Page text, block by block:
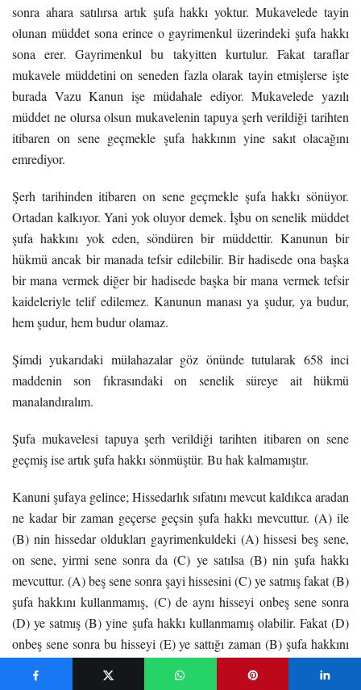
sonra ahara satılırsa artık şufa hakkı yoktur. Mukavelede tayin
olunan müddet sona erince o gayrimenkul üzerindeki şufa hakkı
sona erer. Gayrimenkul bu takyitten kurtulur. Fakat taraflar
mukavele müddetini on seneden fazla olarak tayin etmişlerse işte
burada Vazu Kanun işe müdahale ediyor. Mukavelede yazılı
müddet ne olursa olsun mukavelenin tapuya şerh verildiği tarihten
itibaren on sene geçmekle şufa hakkının yine sakıt olacağını
emrediyor.
Şerh tarihinden itibaren on sene geçmekle şufa hakkı sönüyor.
Ortadan kalkıyor. Yani yok oluyor demek. İşbu on senelik müddet
şufa hakkını yok eden, söndüren bir müddettir. Kanunun bir
hükmü ancak bir manada tefsir edilebilir. Bir hadisede ona başka
bir mana vermek diğer bir hadisede başka bir mana vermek tefsir
kaideleriyle telif edilemez. Kanunun manası ya şudur, ya budur,
hem şudur, hem budur olamaz.
Şimdi yukarıdaki mülahazalar göz önünde tutularak 658 inci
maddenin son fıkrasındaki on senelik süreye ait hükmü
manalandıralım.
Şufa mukavelesi tapuya şerh verildiği tarihten itibaren on sene
geçmiş ise artık şufa hakkı sönmüştür. Bu hak kalmamıştır.
Kanuni şufaya gelince; Hissedarlık sıfatını mevcut kaldıkca aradan
ne kadar bir zaman geçerse geçsin şufa hakkı mevcuttur. (A) ile
(B) nin hissedar oldukları gayrimenkuldeki (A) hissesi beş sene,
on sene, yirmi sene sonra da (C) ye satılsa (B) nin şufa hakkı
mevcuttur. (A) beş sene sonra şayi hissesini (C) ye satmış fakat (B)
şufa hakkını kullanmamış, (C) de aynı hisseyi onbeş sene sonra
(D) ye satmış (B) yine şufa hakkı kullanmamış olabilir. Fakat (D)
onbeş sene sonra bu hisseyi (E) ye sattığı zaman (B) şufa hakkını
otuzbeş sene geçmiştir. Artık senin şufa hakkın kalmamıştır)